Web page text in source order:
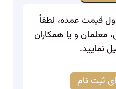
قیمت عمده، لطفاً
معلمان و یا همکاران
نمایید.
ثبت نام